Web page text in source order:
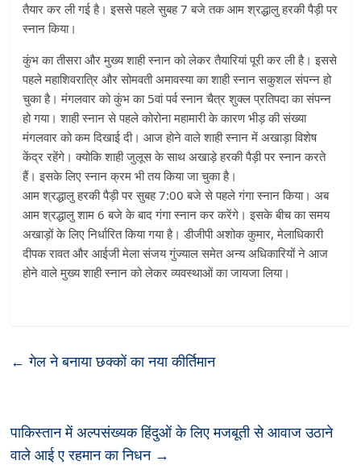
तैयार कर ली गई है। इससे पहले सुबह 7 बजे तक आम श्रद्धालु हरकी पैड़ी पर
स्नान किया।
कुंभ का तीसरा और मुख्य शाही स्नान को लेकर तैयारियां पूरी कर ली है। इससे
पहले महाशिवरात्रि और सोमवती अमावस्या का शाही स्नान सकुशल संपन्न हो
चुका है। मंगलवार को कुंभ का 5वां पर्व स्नान चैत्र शुक्ल प्रतिपदा का संपन्न
हो गया। शाही स्नान से पहले कोरोना महामारी के कारण भीड़ की संख्या
मंगलवार को कम दिखाई दी। आज होने वाले शाही स्नान में अखाड़ा विशेष
केंद्र रहेंगे। क्योकि शाही जुलूस के साथ अखाड़े हरकी पैड़ी पर स्नान करते
हैं। इसके लिए स्नान क्रम भी तय किया जा चुका है।
आम श्रद्धालु हरकी पैड़ी पर सुबह 7:00 बजे से पहले गंगा स्नान किया। अब
आम श्रद्धालु शाम 6 बजे के बाद गंगा स्नान कर करेंगे। इसके बीच का समय
अखाड़ों के लिए निर्धारित किया गया है। डीजीपी अशोक कुमार, मेलाधिकारी
दीपक रावत और आईजी मेला संजय गुंज्याल समेत अन्य अधिकारियों ने आज
होने वाले मुख्य शाही स्नान को लेकर व्यवस्थाओं का जायजा लिया।
← गेल ने बनाया छक्कों का नया कीर्तिमान
पाकिस्तान में अल्पसंख्यक हिंदुओं के लिए मजबूती से आवाज उठाने
वाले आई ए रहमान का निधन →